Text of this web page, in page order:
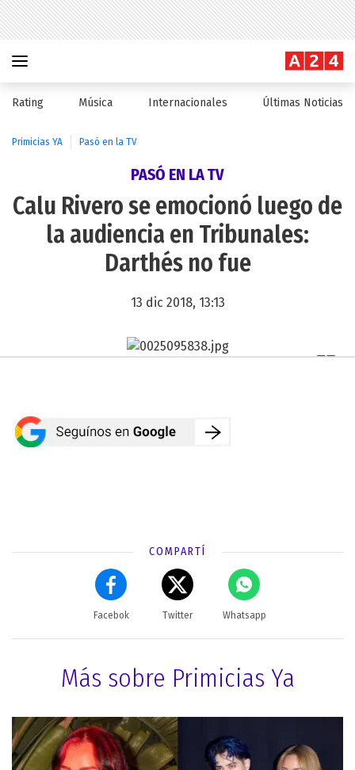
Rating Música Internacionales Últimas Noticias
Primicias YA Pasó en la TV
PASÓ EN LA TV
Calu Rivero se emocionó luego de
la audiencia en Tribunales:
Darthés no fue
13 dic 2018, 13:13
COMPARTÍ
Facebok Twitter Whatsapp
Más sobre Primicias Ya